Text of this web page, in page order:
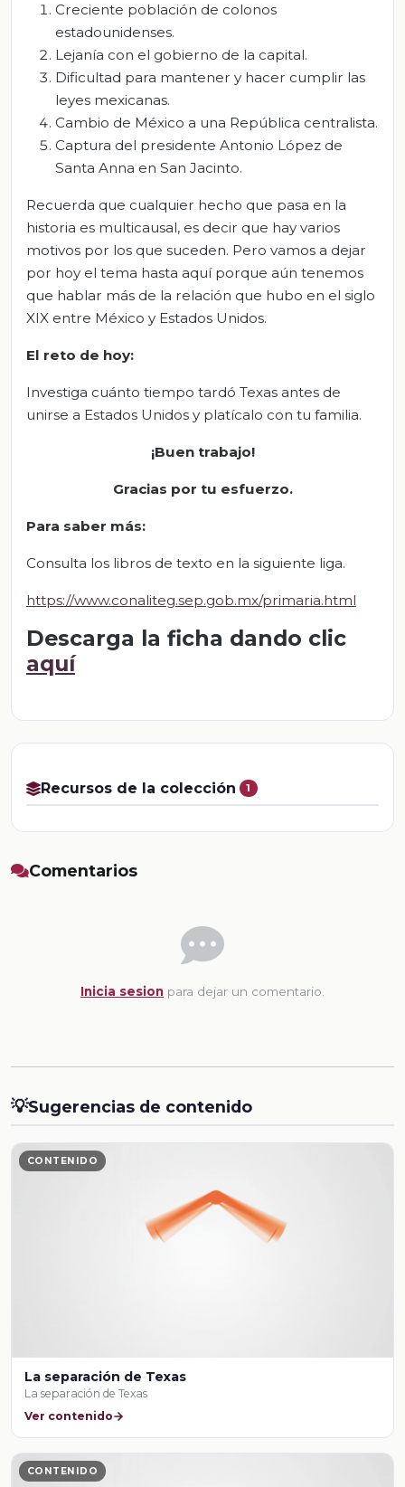
Creciente población de colonos
estadounidenses.
Lejanía con el gobierno de la capital.
Dificultad para mantener y hacer cumplir las
leyes mexicanas.
Cambio de México a una República centralista.
Captura del presidente Antonio López de
Santa Anna en San Jacinto.
Recuerda que cualquier hecho que pasa en la
historia es multicausal, es decir que hay varios
motivos por los que suceden. Pero vamos a dejar
por hoy el tema hasta aquí porque aún tenemos
que hablar más de la relación que hubo en el siglo
XIX entre México y Estados Unidos.
El reto de hoy:
Investiga cuánto tiempo tardó Texas antes de
unirse a Estados Unidos y platícalo con tu familia.
¡Buen trabajo!
Gracias por tu esfuerzo.
Para saber más:
Consulta los libros de texto en la siguiente liga.
https://www.conaliteg.sep.gob.mx/primaria.html
Descarga la ficha dando clic
aquí
Recursos de la colección 1
Comentarios
Inicia sesion para dejar un comentario.
💡Sugerencias de contenido
CONTENIDO
La separación de Texas
La separación de Texas
Ver contenido
CONTENIDO